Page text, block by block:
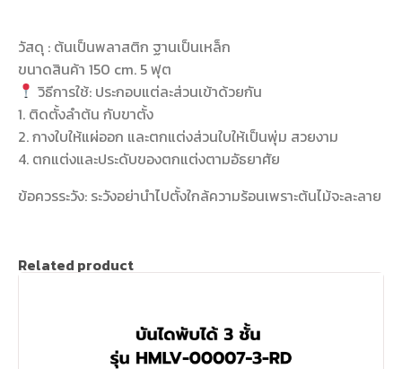
วัสดุ : ต้นเป็นพลาสติก ฐานเป็นเหล็ก
ขนาดสินค้า 150 cm. 5 ฟุต
วิธีการใช้: ประกอบแต่ละส่วนเข้าด้วยกัน
1. ติดตั้งลำต้น กับขาตั้ง
2. กางใบให้แผ่ออก และตกแต่งส่วนใบให้เป็นพุ่ม สวยงาม
4. ตกแต่งและประดับของตกแต่งตามอัธยาศัย
ข้อควรระวัง: ระวังอย่านำไปตั้งใกล้ความร้อนเพราะต้นไม้จะละลาย
Related product